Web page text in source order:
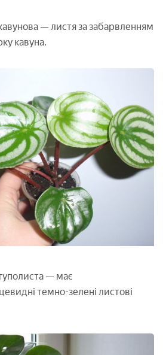
— листя за забарвленням
кавуна.
— має
темно-зелені листові